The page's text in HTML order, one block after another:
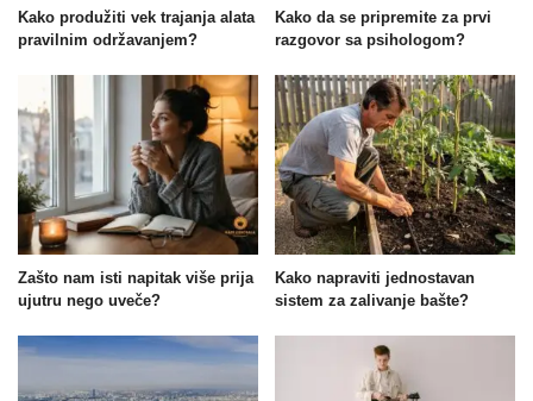
Kako produžiti vek trajanja alata
pravilnim održavanjem?
Kako da se pripremite za prvi
razgovor sa psihologom?
Zašto nam isti napitak više prija
ujutru nego uveče?
Kako napraviti jednostavan
sistem za zalivanje bašte?